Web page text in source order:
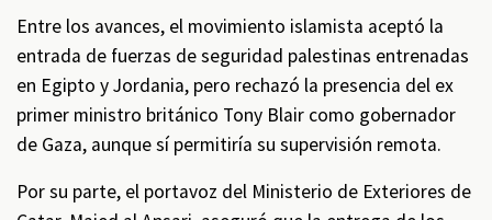
Entre los avances, el movimiento islamista aceptó la
entrada de fuerzas de seguridad palestinas entrenadas
en Egipto y Jordania, pero rechazó la presencia del ex
primer ministro británico Tony Blair como gobernador
de Gaza, aunque sí permitiría su supervisión remota.
Por su parte, el portavoz del Ministerio de Exteriores de